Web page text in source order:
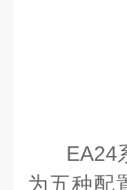
EA24
为五种配